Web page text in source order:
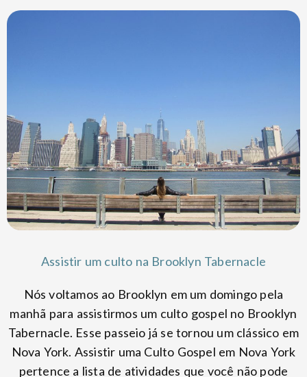
Assistir um culto na Brooklyn Tabernacle
Nós voltamos ao Brooklyn em um domingo pela
manhã para assistirmos um culto gospel no Brooklyn
Tabernacle. Esse passeio já se tornou um clássico em
Nova York. Assistir uma Culto Gospel em Nova York
pertence a lista de atividades que você não pode